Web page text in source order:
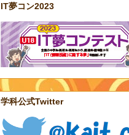
IT夢コン2023
学科公式Twitter